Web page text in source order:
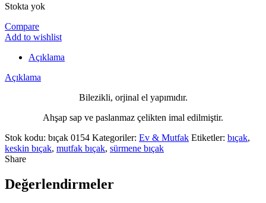
Stokta yok
Compare
Add to wishlist
Açıklama
Açıklama
Bilezikli, orjinal el yapımıdır.
Ahşap sap ve paslanmaz çelikten imal edilmiştir.
Stok kodu: bıçak 0154 Kategoriler: Ev & Mutfak Etiketler: bıçak,
keskin bıçak, mutfak bıçak, sürmene bıçak
Share
Değerlendirmeler